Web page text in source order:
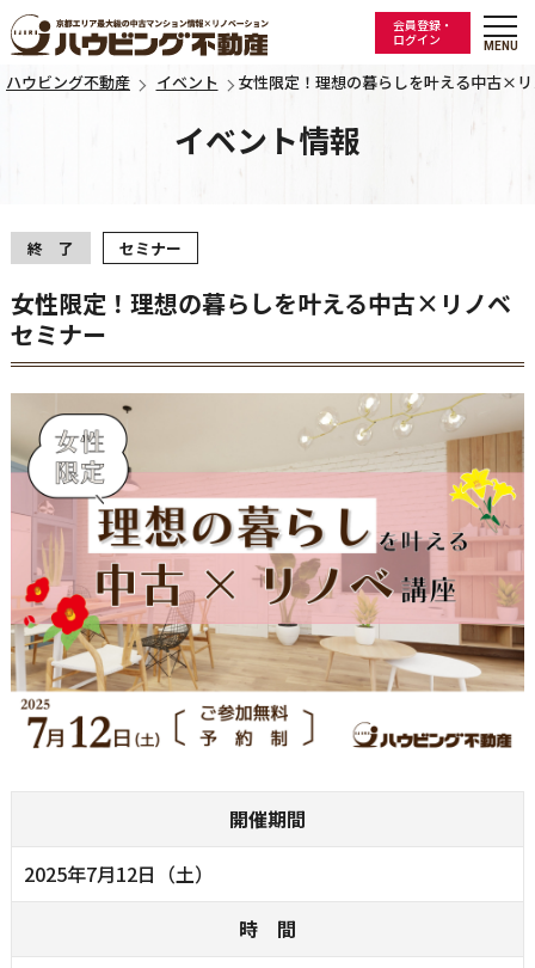
会員登録・
ログイン
ハウビング不動産 イベント 女性限定！理想の暮らしを叶える中古×
イベント情報
終 了 セミナー
女性限定！理想の暮らしを叶える中古×リノベ
セミナー
開催期間
2025年7月12日（土）
時 間